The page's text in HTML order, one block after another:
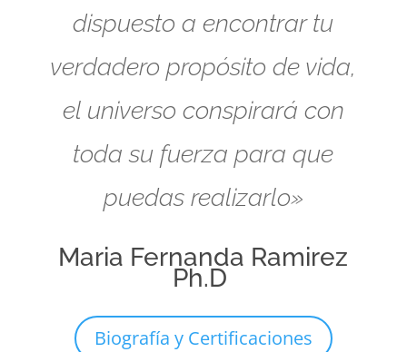
dispuesto a encontrar tu
verdadero propósito de vida,
el universo conspirará con
toda su fuerza para que
puedas realizarlo»
Maria Fernanda Ramirez
Ph.D
Biografía y Certificaciones